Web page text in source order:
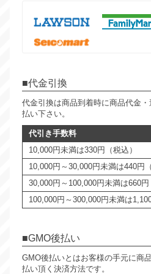
代金引換
代金引換は商品到着時に商品代金
払い下さい。
代引き手数料
10,000円未満は330円（税込）
10,000円～30,000円未満は440円
30,000円～100,000円未満は660円
100,000円～300,000円未満は
GMO後払い
GMO後払いとはお客様の手元に商
払い頂く決済方法です。